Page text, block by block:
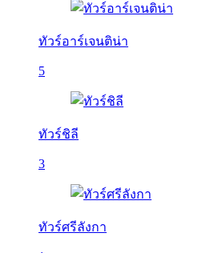
ทัวร์อาร์เจนติน่า
5
ทัวร์ชิลี
3
ทัวร์ศรีลังกา